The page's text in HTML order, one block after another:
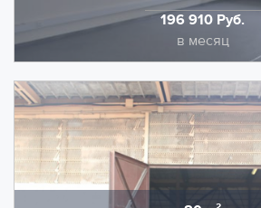
Стоимость
196 910 Руб.
в месяц
Предлагаем в аренду помещение
кв.м., на территории технопарка
качественная отделка: напольное
коммерческий линолеум.
Армстронг, стены качественная